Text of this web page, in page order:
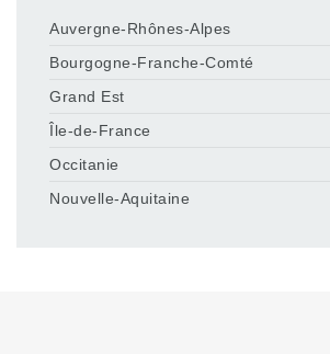
Auvergne-Rhônes-Alpes
Bourgogne-Franche-Comté
Grand Est
Île-de-France
Occitanie
Nouvelle-Aquitaine